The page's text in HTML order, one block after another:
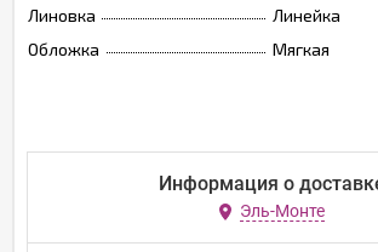
Линовка
Линейка
Обложка
Мягкая
Информация о
Эль-Монте